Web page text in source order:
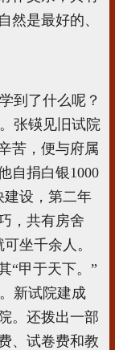
然是最好的、
到了什么呢？
张锳见旧试院
苦，便与府属
自捐白银1000
建设，第二年
，共有房舍
坐千余人。
“甲于天下。”
新试院建成
。还拨出一部
、试卷费和教